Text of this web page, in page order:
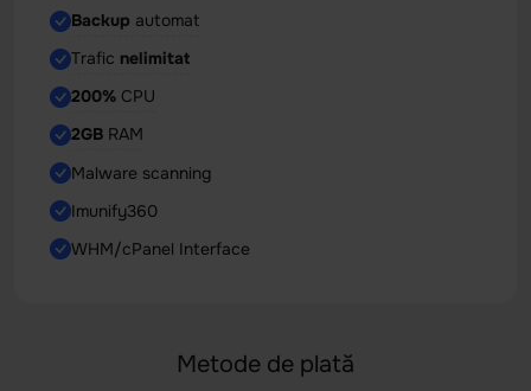
Backup automat
Trafic nelimitat
200% CPU
2GB RAM
Malware scanning
Imunify360
WHM/cPanel Interface
Metode de plată